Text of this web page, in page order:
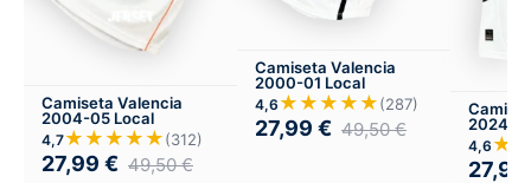
Camiseta Valencia
2004-05 Local
4,7★★★★★(312)
27,99 € 49,50€
Camiseta Valencia
2000-01 Local
4,6 ★★★★★(287)
27,99 € 49,50€
2024-
4,6
27,99